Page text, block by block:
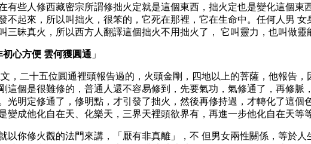
有些人修西藏密宗所謂修拙火定就是這個東西，拙火定也是變化這個
不起來，所以叫拙火，很笨的，它死在那裡，它在生命中。任何人男
三昧真火，所以西方人翻譯這個拙火不用拙火了， 它叫靈力，也叫做靈
心方便 雲何獲圓通 」
，二十五位圓通裡頭報告過的，火頭金剛，四地以上的菩薩，他報告
這個是很難修的，普通人還不容易修到，先要氣功，氣修通了，再修
光明定修通了，修明點，才引發了拙火，然後再修持過，才轉化了這
變成他化自在天、化樂天，三界天裡頭欲界有，再進一步他化自在天
以你修火觀的法門來講，「厭有非真離」，不 但男女兩性關係，等於